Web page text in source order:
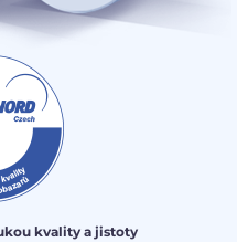
kvality a jistoty